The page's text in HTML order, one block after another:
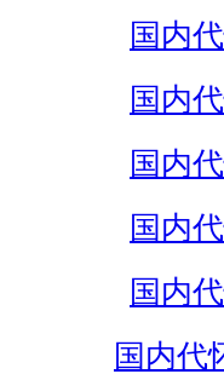
国内
国内
国内
国内
国内
国内代